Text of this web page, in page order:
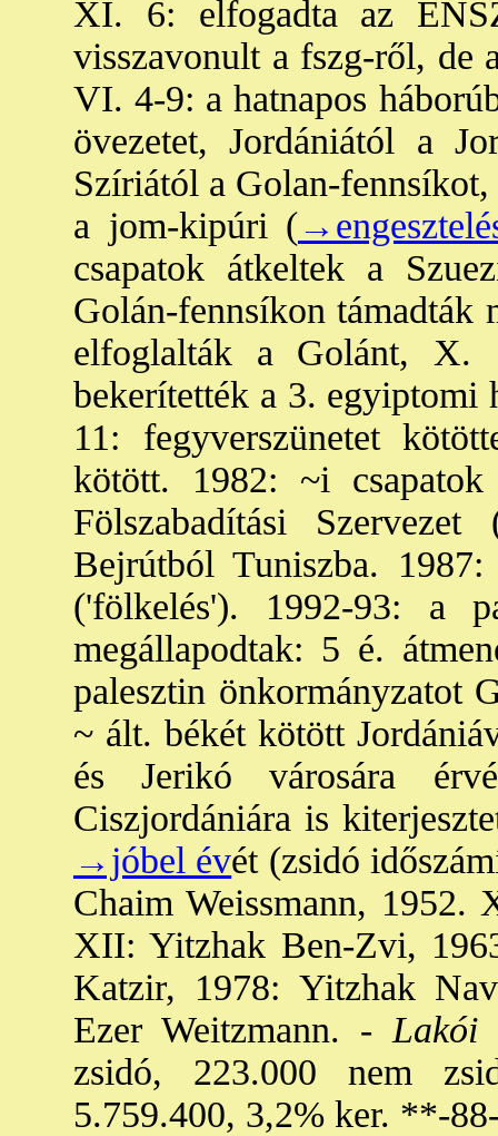
XI. 6: elfogadta az
visszavonult a fszg-ről, de
VI. 4-9: a hatnapos
övezetet, Jordániától a
Szíriától a Golan-
a jom-kipúri (
csapatok átkeltek a
Golán-fennsíkon támadták
elfoglalták a Golánt, X.
bekerítették a 3. egyiptomi
11: fegyverszünetet
kötött. 1982: ~i csapatok
Fölszabadítási
Bejrútból Tuniszba.
('fölkelés'). 1992-93: a
megállapodtak: 5 é.
palesztin önkormányzatot
~ ált. békét kötött
és Jerikó városára
Ciszjordániára is
→jóbel évét (zsidó
Chaim Weissmann,
XII: Yitzhak Ben-Zvi,
Katzir, 1978: Yitzhak
Ezer Weitzmann. - Lakói
zsidó, 223.000 nem
5.759.400, 3,2% ker. **-